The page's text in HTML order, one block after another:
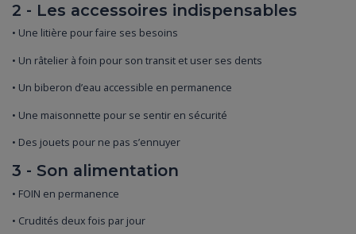
2 - Les accessoires indispensables
• Une litière pour faire ses besoins
• Un râtelier à foin pour son transit et user ses dents
• Un biberon d’eau accessible en permanence
• Une maisonnette pour se sentir en sécurité
• Des jouets pour ne pas s’ennuyer
3 - Son alimentation
• FOIN en permanence
• Crudités deux fois par jour